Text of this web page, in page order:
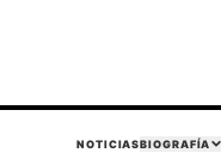
NOTICIASBIOGRAFÍA